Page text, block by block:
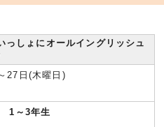
しょにオールイングリッシュ
27日(木曜日)
1～3年生